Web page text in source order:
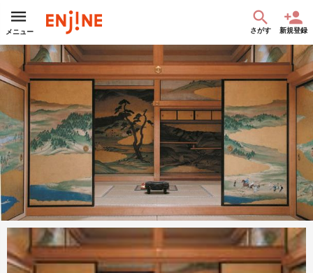
メニュー さがす 新規登録